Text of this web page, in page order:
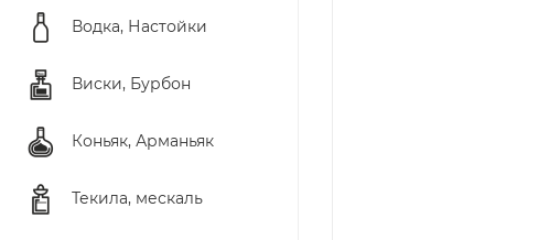
Водка, Настойки
Виски, Бурбон
Коньяк, Арманьяк
Текила, мескаль